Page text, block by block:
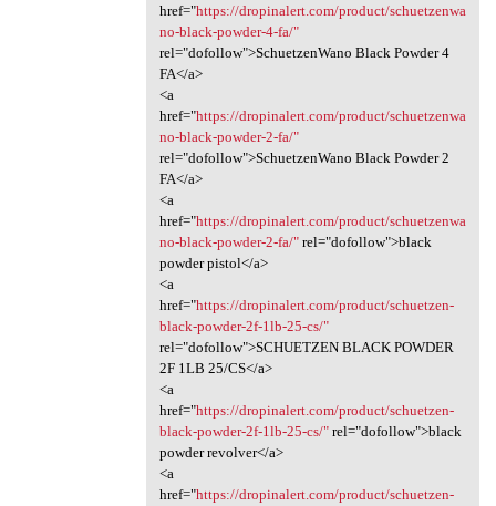
href="https://dropinalert.com/product/schuetzenwa
no-black-powder-4-fa/"
rel="dofollow">SchuetzenWano Black Powder 4
FA</a>
<a
href="https://dropinalert.com/product/schuetzenwa
no-black-powder-2-fa/"
rel="dofollow">SchuetzenWano Black Powder 2
FA</a>
<a
href="https://dropinalert.com/product/schuetzenwa
no-black-powder-2-fa/"rel="dofollow">black
powder pistol</a>
<a
href="https://dropinalert.com/product/schuetzen-
black-powder-2f-1lb-25-cs/"
rel="dofollow">SCHUETZEN BLACK POWDER
2F 1LB 25/CS</a>
<a
href="https://dropinalert.com/product/schuetzen-
black-powder-2f-1lb-25-cs/"rel="dofollow">black
powder revolver</a>
<a
href="https://dropinalert.com/product/schuetzen-